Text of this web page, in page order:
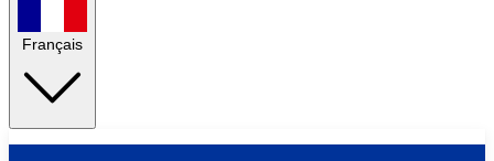
Français